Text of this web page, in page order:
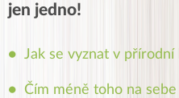
jen jedno!
Jak se vyznat v přírodní
Čím méně toho na sebe